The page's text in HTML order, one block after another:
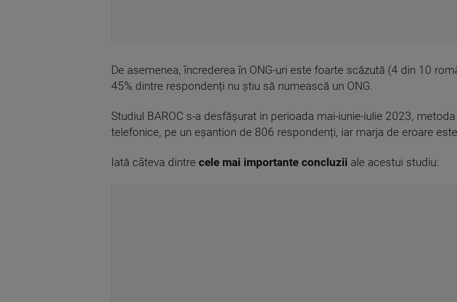
De asemenea, încrederea în ONG-uri este foarte scăzută (4 din 10
45% dintre respondenți nu știu să numească un ONG.
Studiul BAROC s-a desfășurat in perioada mai-iunie-iulie 2023,
telefonice, pe un eșantion de 806 respondenți, iar marja de eroare
Iată câteva dintre cele mai importante concluzii ale acestui studiu: